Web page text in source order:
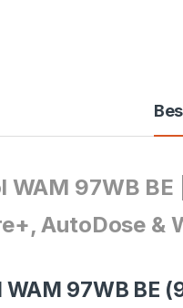
WAM 97WB
AutoDose &
97WB BE